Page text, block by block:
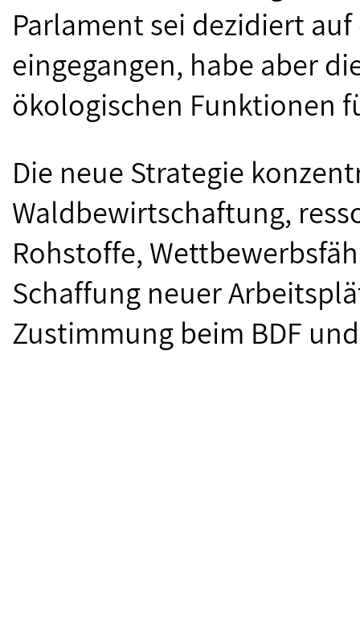
Parlament sei dezidiert
eingegangen, habe aber
ökologischen Funktionen
Die neue Strategie
Waldbewirtschaftung,
Rohstoffe,
Schaffung neuer
Zustimmung beim BDF